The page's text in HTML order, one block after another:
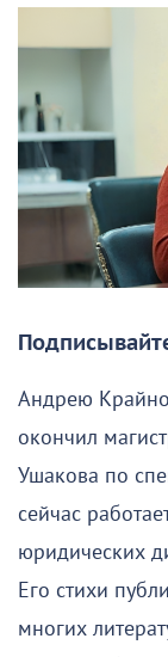
Андрею
окончил
Ушакова по
сейчас
юридических
Его стихи
многих